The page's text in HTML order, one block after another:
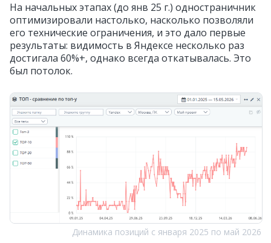
На начальных этапах (до янв 25 г.) одностраничник
оптимизировали настолько, насколько позволяли
его технические ограничения, и это дало первые
результаты: видимость в Яндексе несколько раз
достигала 60%+, однако всегда откатывалась. Это
был потолок.
Динамика позиций с января 2025 по май 2026